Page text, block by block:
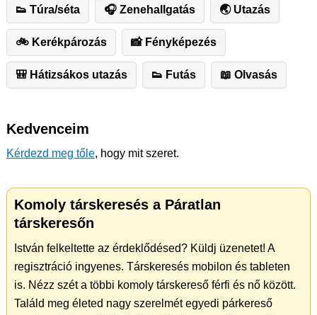
👟 Túra/séta 🎧 Zenehallgatás 🌏 Utazás
🚲 Kerékpározás 📸 Fényképezés
🎒 Hátizsákos utazás 👟 Futás 📖 Olvasás
Kedvenceim
Kérdezd meg tőle, hogy mit szeret.
Komoly társkeresés a Páratlan
társkeresőn
István felkeltette az érdeklődésed? Küldj üzenetet! A
regisztráció ingyenes. Társkeresés mobilon és tableten
is. Nézz szét a többi komoly társkereső férfi és nő között.
Találd meg életed nagy szerelmét egyedi párkereső